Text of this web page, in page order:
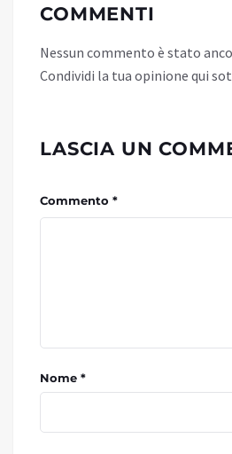
COMMENTI
Nessun commento è stato
Condividi la tua opinione qui
LASCIA UN
Commento *
Nome *